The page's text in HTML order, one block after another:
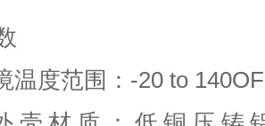
温度范围： -20 to